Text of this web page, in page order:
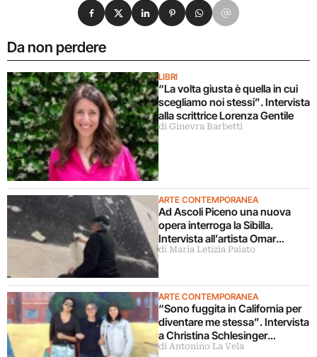
Da non perdere
LIBRI
“La volta giusta è quella in cui
scegliamo noi stessi”. Intervista
alla scrittrice Lorenza Gentile
di Ginevra Barbetti
ARTE CONTEMPORANEA
Ad Ascoli Piceno una nuova
opera interroga la Sibilla.
Intervista all’artista Omar
Galliani
di Maria Letizia Paiato
ARTE CONTEMPORANEA
“Sono fuggita in California per
diventare me stessa”. Intervista
a Christina Schlesinger
delle Guerrilla Girls
di Antonino La Vela
Condividi su Facebook
Condividi su X
Condividi su LinkedIn
Condividi su Pinterest
Condividi su WhatsApp
Condividi su Email